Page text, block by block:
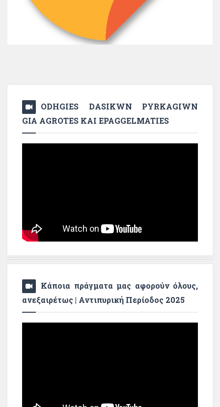
ODHGIES DASIKWN PYRKAGIWN
GIA AGROTES KAI EPAGGELMATIES
Κάποια πράγματα μας αφορούν όλους,
ανεξαιρέτως | Αντιπυρική Περίοδος 2025